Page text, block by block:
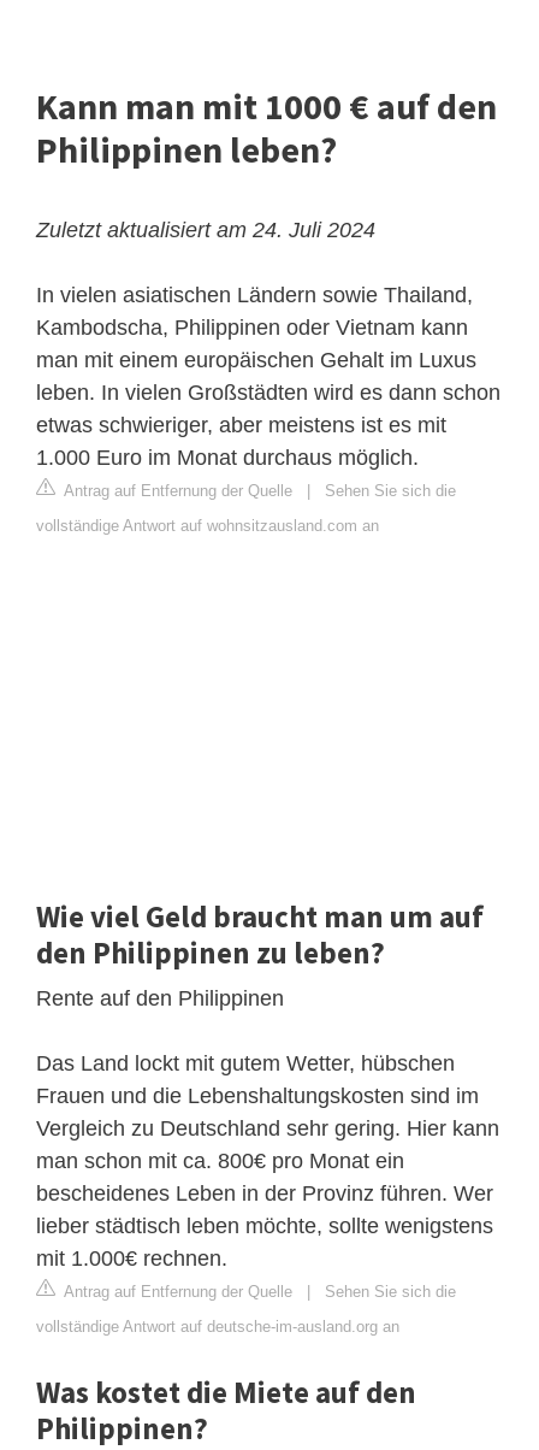
Kann man mit 1000 € auf den
Philippinen leben?
Zuletzt aktualisiert am 24. Juli 2024
In vielen asiatischen Ländern sowie Thailand,
Kambodscha, Philippinen oder Vietnam kann
man mit einem europäischen Gehalt im Luxus
leben. In vielen Großstädten wird es dann schon
etwas schwieriger, aber meistens ist es mit
1.000 Euro im Monat durchaus möglich.
Antrag auf Entfernung der Quelle
Sehen Sie sich die
vollständige Antwort auf wohnsitzausland.com an
Wie viel Geld braucht man um auf
den Philippinen zu leben?
Rente auf den Philippinen
Das Land lockt mit gutem Wetter, hübschen
Frauen und die Lebenshaltungskosten sind im
Vergleich zu Deutschland sehr gering. Hier kann
man schon mit ca. 800€ pro Monat ein
bescheidenes Leben in der Provinz führen. Wer
lieber städtisch leben möchte, sollte wenigstens
mit 1.000€ rechnen.
Antrag auf Entfernung der Quelle
Sehen Sie sich die
vollständige Antwort auf deutsche-im-ausland.org an
Was kostet die Miete auf den
Philippinen?